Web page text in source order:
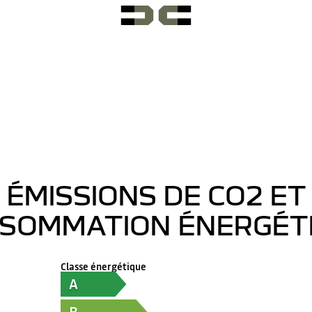
ÉMISSIONS DE CO2 ET
Classe énergétique
A